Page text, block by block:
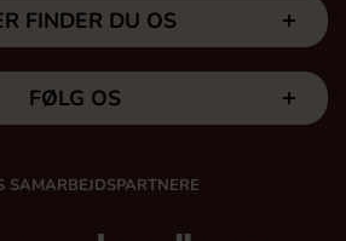
FINDER DU OS
FØLG OS
SAMARBEJDSPARTNERE